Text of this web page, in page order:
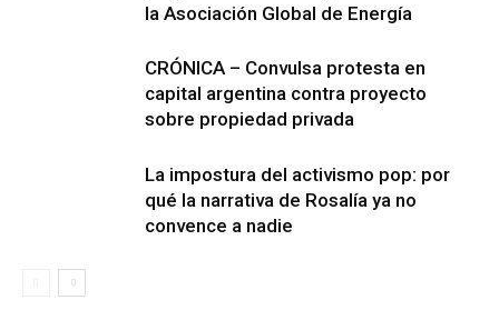
la Asociación Global de Energía
CRÓNICA – Convulsa protesta en
capital argentina contra proyecto
sobre propiedad privada
La impostura del activismo pop: por
qué la narrativa de Rosalía ya no
convence a nadie